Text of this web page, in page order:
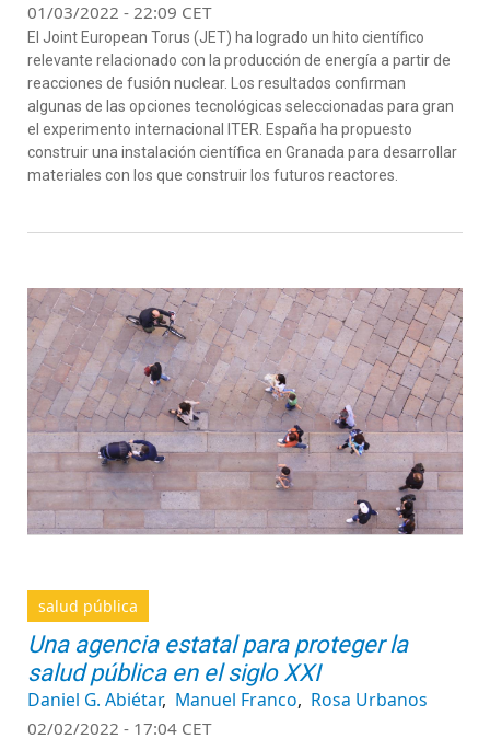
01/03/2022 - 22:09 CET
El Joint European Torus (JET) ha logrado un hito científico
relevante relacionado con la producción de energía a partir de
reacciones de fusión nuclear. Los resultados confirman
algunas de las opciones tecnológicas seleccionadas para gran
el experimento internacional ITER. España ha propuesto
construir una instalación científica en Granada para desarrollar
materiales con los que construir los futuros reactores.
salud pública
Una agencia estatal para proteger la
salud pública en el siglo XXI
Daniel G. Abiétar Manuel Franco Rosa Urbanos
02/02/2022 - 17:04 CET